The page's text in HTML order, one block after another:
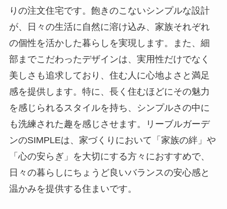
りの注文住宅です。飽きのこないシンプルな設計
が、日々の生活に自然に溶け込み、家族それぞれ
の個性を活かした暮らしを実現します。また、細
部までこだわったデザインは、実用性だけでなく
美しさも追求しており、住む人に心地よさと満足
感を提供します。特に、長く住むほどにその魅力
を感じられるスタイルを持ち、シンプルさの中に
も洗練された趣を感じさせます。リーブルガーデ
ンのSIMPLEは、家づくりにおいて「家族の絆」や
「心の安らぎ」を大切にする方々におすすめで、
日々の暮らしにちょうど良いバランスの安心感と
温かみを提供する住まいです。